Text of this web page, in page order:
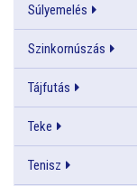
Súlyemelés
Szinkornúszás
Tájfutás
Teke
Tenisz